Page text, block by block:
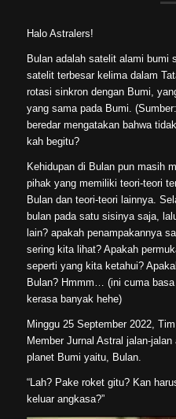
Halo Astralers!
Bulan adalah satelit alami bumi
satelit terbesar kelima dalam
rotasi sinkron dengan Bumi,
yang sama pada Bumi.
beredar mengatakan bahwa
kah begitu?
Kehidupan di Bulan pun masih
pihak yang memiliki teori-teori
Bulan dan teori-teori lainnya.
bulan pada satu sisinya saja,
lain? apakah penampakannya
sering kita lihat? Apakah
seperti yang kita ketahui?
Bulan? Hmmm… (ini cuma
kerasa banyak hehe)
Minggu 25 September 2022,
Member Jurnal Astral jalan-
planet Bumi yaitu, Bulan.
“Lah? Pake roket gitu? Kan
keluar angkasa?”